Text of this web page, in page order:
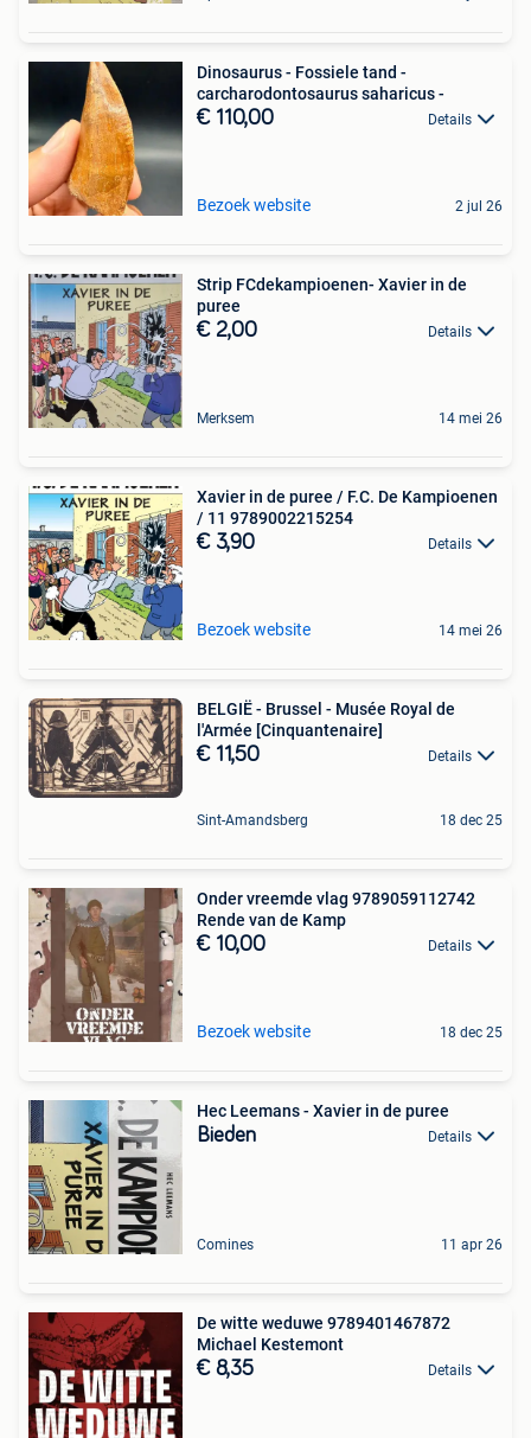
Dinosaurus - Fossiele tand -
carcharodontosaurus saharicus -
€ 110,00 Details
Bezoek website 2 jul 26
Strip FCdekampioenen- Xavier in de
puree
€ 2,00 Details
Merksem 14 mei 26
Xavier in de puree / F.C. De Kampioenen
/ 11 9789002215254
€ 3,90 Details
Bezoek website 14 mei 26
BELGIË - Brussel - Musée Royal de
l'Armée [Cinquantenaire]
€ 11,50 Details
Sint-Amandsberg 18 dec 25
Onder vreemde vlag 9789059112742
Rende van de Kamp
€ 10,00 Details
Bezoek website 18 dec 25
Hec Leemans - Xavier in de puree
Bieden Details
Comines 11 apr 26
De witte weduwe 9789401467872
Michael Kestemont
€ 8,35 Details